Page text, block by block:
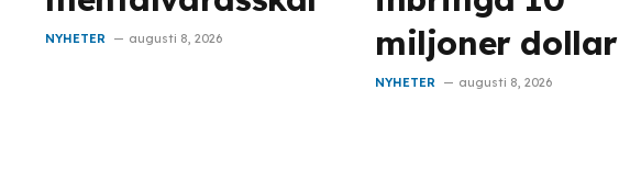
NYHETER augusti 8, 2026
miljoner dollar
NYHETER augusti 8, 2026